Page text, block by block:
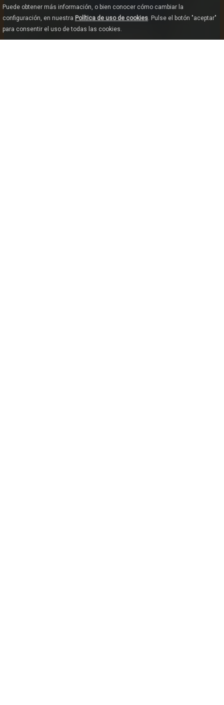
Puede obtener más información, o bien conocer cómo cambiar la
configuración, en nuestra Política de uso de cookies. Pulse el botón "aceptar"
para consentir el uso de todas las cookies.